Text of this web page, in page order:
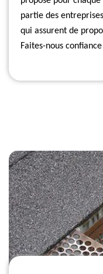
partie des
qui assurent de
Faites-nous